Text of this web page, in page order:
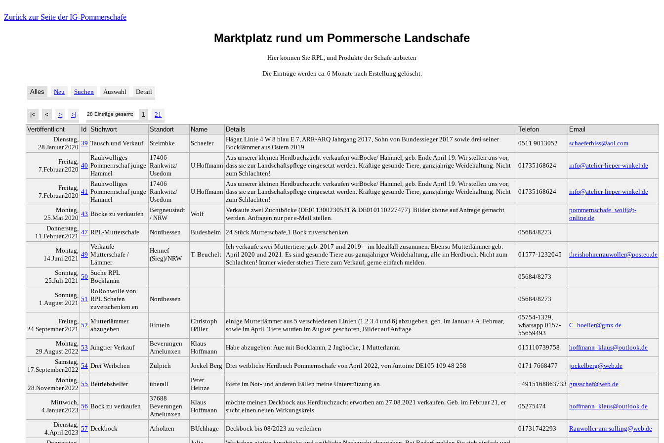
Zurück zur Seite der IG-Pommerschafe
Marktplatz rund um Pommersche Landschafe
Hier können Sie RPL, und Produkte der Schafe anbieten
Die Einträge werden ca. 6 Monate nach Erstellung gelöscht.
Alles Neu Suchen Auswahl Detail
|< < > >| 28 Einträge gesamt: 1
21
Veröffentlicht
Id Stichwort Standort Name Details Telefon
Email
Dienstag,
28.Januar.2020
39 Tausch und Verkauf Steimbke Schaefer
Hägar, Linie 4 W 8 blau E 7, ARR-ARQ Jahrgang 2017, Sohn von Bundessieger 2017 sowie drei seiner
Bocklämmer aus Ostern 2019
0511 9013052 schaeferbiss@aol.com
Freitag,
7.Februar.2020
40
Rauhwolliges
Pommernschaf junge
Hammel
17406
Rankwitz/
Usedom
U.Hoffmann
Aus unserer kleinen Herdbuchzucht verkaufen wirBöcke/ Hammel, geb. Ende April 19. Wir stellen uns vor,
dass sie zur Landschaftspflege eingesetzt werden. Kräftige gesunde Tiere, ganzjährige Weidehaltung. Nicht
zum Schlachten!
01735168624 info@atelier-lieper-winkel.de
Freitag,
7.Februar.2020
41
Rauhwolliges
Pommernschaf junge
Hammel
17406
Rankwitz/
Usedom
U.Hoffmann
Aus unserer kleinen Herdbuchzucht verkaufen wirBöcke/ Hammel, geb. Ende April 19. Wir stellen uns vor,
dass sie zur Landschaftspflege eingesetzt werden. Kräftige gesunde Tiere, ganzjährige Weidehaltung. Nicht
zum Schlachten!
01735168624 info@atelier-lieper-winkel.de
Montag,
25.Mai.2020
43 Böcke zu verkaufen
Bergneustadt
/ NRW
Wolf
Verkaufe zwei Zuchtböcke (DE011300230531 & DE010110227477). Bilder könne auf Anfrage gemacht
werden. Anfragen nur per e-Mail stellen.
pommernschafe_wolf@t-
online.de
Donnerstag,
11.Februar.2021
47 RPL-Mutterschafe Nordhessen Budesheim 24 Stück Mutterschafe,1 Bock zuverschenken 05684/8273
Montag,
14.Juni.2021
49
Verkaufe
Mutterschafe /
Lämmer
Hennef
(Sieg)/NRW
T. Beuchelt
Ich verkaufe zwei Muttertiere, geb. 2017 und 2019 – im Idealfall zusammen. Ebenso Mutterlämmer geb.
April 2020 und 2021. Es sind gesunde Tiere aus ganzjähriger Weidehaltung, alle im Herdbuch. Nicht zum
Schlachten! Immer wieder stehen Tiere zum Verkauf, gerne einfach melden.
01577-1232045 theishohnerrauwoller@posteo.de
Sonntag,
25.Juli.2021
50
Suche RPL
Bocklamm
05684/8273
Sonntag,
1.August.2021
51
RoRohwolle von
RPL Schafen
zuverschenken.en
Nordhessen 05684/8273
Freitag,
24.September.2021
52
Mutterlämmer
abzugeben
Rinteln
Christoph
Höller
einige Mutterlämmer aus 5 verschiedenen Linien (1.2.3.4 und 6) abzugeben. geb. im Januar + A. Februar,
sowie im April. Tiere wurden im August geschoren, Bilder auf Anfrage
05754-1329,
whatsapp 0157-
55659493
C_hoeller@gmx.de
Montag,
29.August.2022
53 Jungtier Verkauf
Beverungen
Amelunxen
Klaus
Hoffmann
Habe abzugeben: Aue mit Bocklamm, 2 Jngböcke, 1 Mutterlamm 015110739758
hoffmann_klaus@outlook.de
Samstag,
17.September.2022
54 Drei Weibchen Zülpich Jockel Berg Drei weibliche Herdbuch Pommernschafe von April 2022, von Antoine DE105 109 48 258 0171 7668477
jockelberg@web.de
Montag,
28.November.2022
55 Betriebshelfer überall
Peter
Heinze
Biete im Not- und anderen Fällen meine Unterstützung an. +4915168863733 grasschaf@web.de
Mittwoch,
4.Januar.2023
56 Bock zu verkaufen
37688
Beverungen
Amelunxen
Klaus
Hoffmann
möchte meinen Deckbock aus Herdbuchzucht erworben am 27.08.2021 verkaufen. Geb. im Februar 21, er
sucht einen neuen Wirkungskreis.
05275474 hoffmann_klaus@outlook.de
Dienstag,
4.April.2023
57 Deckbock Arholzen BUchhage Deckbock bis 08/2023 zu verleihen 01731742293
Rauwoller-am-solling@web.de